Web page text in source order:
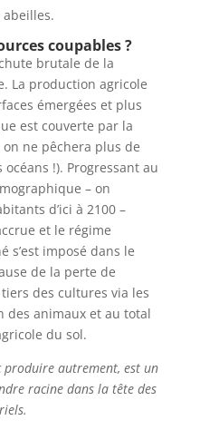
coupables ?
brutale de la
La production agricole
émergées et plus
est couverte par la
ne pêchera plus de
!). Progressant au
– on
d’ici à 2100 –
et le régime
s’est imposé dans le
de la perte de
des cultures via les
des animaux et au total
du sol.
produire autrement, est un
racine dans la tête des